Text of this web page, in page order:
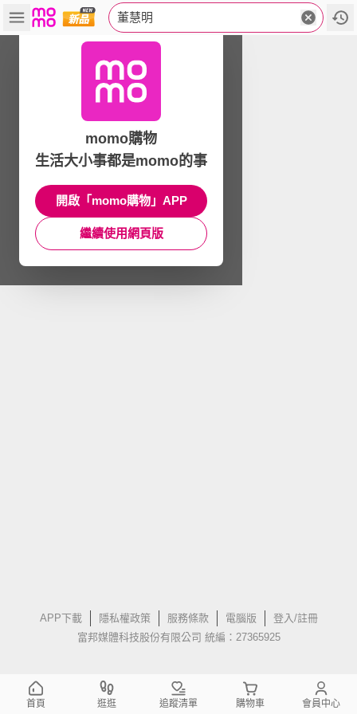
董慧明
APP下載 隱私權政策 服務條款 電腦版
登入/註冊
富邦媒體科技股份有限公司 統編：27365925
momo購物
生活大小事都是momo的事
開啟「momo購物」APP
繼續使用網頁版
首頁 逛逛 追蹤清單 購物車 會員中心